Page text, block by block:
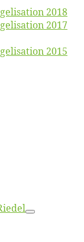
2018
2017
2015